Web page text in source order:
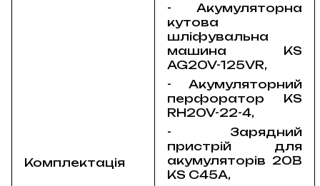
Комплектація
- Акумуляторна
кутова
шліфувальна
машина KS
AG20V-125VR,
- Акумуляторний
перфоратор KS
RH20V-22-4,
- Зарядний
пристрій для
акумуляторів 20В
KS C45A,